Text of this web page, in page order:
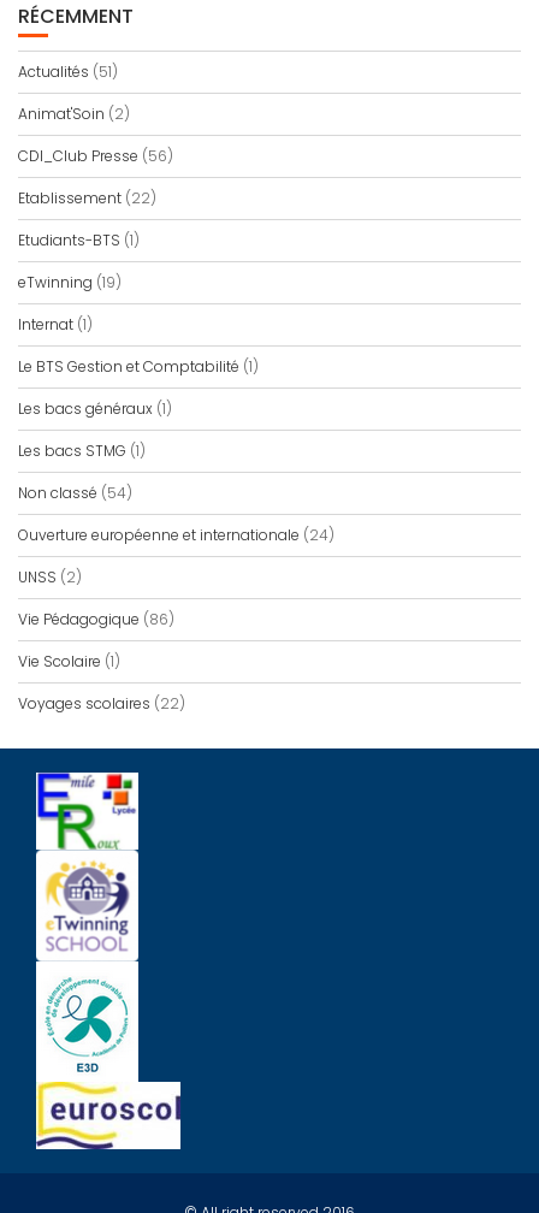
RÉCEMMENT
Actualités (51)
Animat'Soin (2)
CDI_Club Presse (56)
Etablissement (22)
Etudiants-BTS (1)
eTwinning (19)
Internat (1)
Le BTS Gestion et Comptabilité (1)
Les bacs généraux (1)
Les bacs STMG (1)
Non classé (54)
Ouverture européenne et internationale (24)
UNSS (2)
Vie Pédagogique (86)
Vie Scolaire (1)
Voyages scolaires (22)